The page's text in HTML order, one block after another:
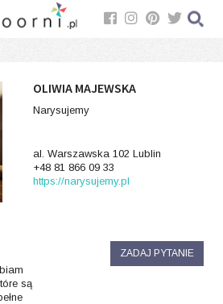
OLIWIA MAJEWSKA
Narysujemy
al. Warszawska 102 Lublin
+48 81 866 09 33
https://narysujemy.pl
są
ZADAJ PYTANIE